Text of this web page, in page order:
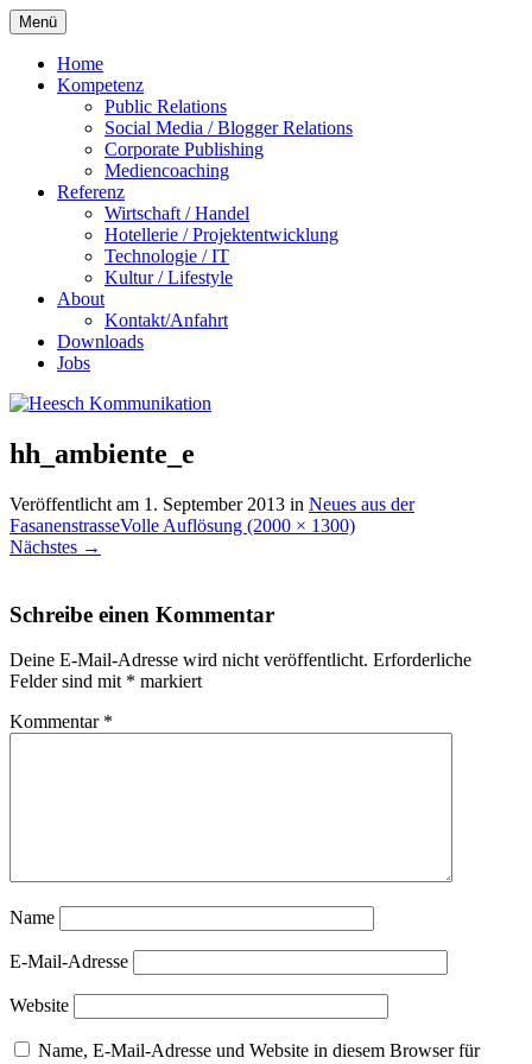
Menü Zum
Inhalt
springen
Home
Kompetenz
Public Relations
Social Media / Blogger Relations
Corporate Publishing
Mediencoaching
Referenz
Wirtschaft / Handel
Hotellerie / Projektentwicklung
Technologie / IT
Kultur / Lifestyle
About
Kontakt/Anfahrt
Downloads
Jobs
hh_ambiente_e
Veröffentlicht am 1. September 2013 in Neues aus der
FasanenstrasseVolle Auflösung (2000 × 1300)
Nächstes →
Schreibe einen Kommentar
Deine E-Mail-Adresse wird nicht veröffentlicht. Erforderliche
Felder sind mit * markiert
Kommentar *
Name
E-Mail-Adresse
Website
Name, E-Mail-Adresse und Website in diesem Browser für